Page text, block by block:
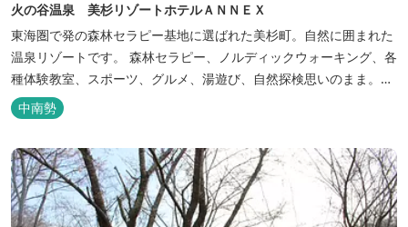
火の谷温泉 美杉リゾートホテルＡＮＮＥＸ
東海圏で発の森林セラピー基地に選ばれた美杉町。自然に囲まれた
温泉リゾートです。 森林セラピー、ノルディックウォーキング、各
種体験教室、スポーツ、グルメ、湯遊び、自然探検思いのまま。思
いきり遊んだ後は温泉でゆったり、のんびり。お料理は和洋バイキ
ングに豪華会席料理。バイキングでは、毎日餅つき、夏は流しそう
めん等のイベントも開催しています。 ５つの貸切風呂に、展望風呂
付き客室、露天風呂・ジ...
中南勢